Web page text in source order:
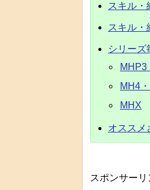
スキル・
スキル・
シリーズ
MHP3
MH4
MHX
オススメ
スポンサーリ